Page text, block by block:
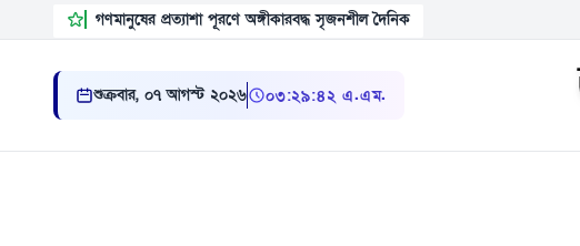
গণমানুষের প্রত্যাশা পূরণে অঙ্গীকারবদ্ধ সৃজনশীল দৈনিক
শুক্রবার, ০৭ আগস্ট ২০২৬ ০৩ ২৯ ৪৩ এ.এম.